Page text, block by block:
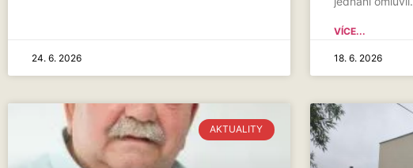
24. 6. 2026
VÍCE...
18. 6. 2026
AKTUALITY